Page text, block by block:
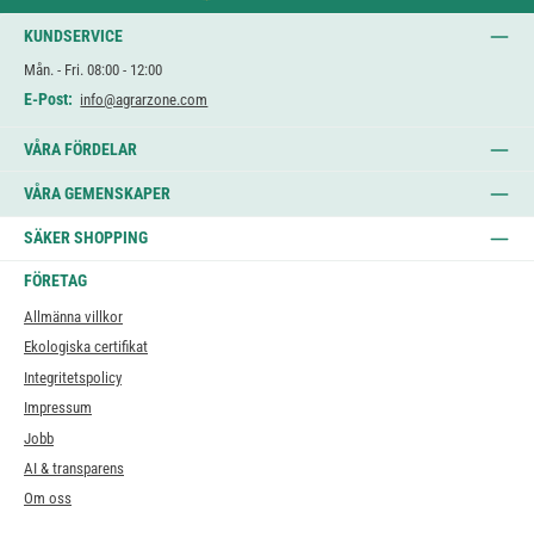
KUNDSERVICE
Mån. - Fri. 08:00 - 12:00
E-Post: info@agrarzone.com
VÅRA FÖRDELAR
VÅRA GEMENSKAPER
SÄKER SHOPPING
FÖRETAG
Allmänna villkor
Ekologiska certifikat
Integritetspolicy
Impressum
Jobb
AI & transparens
Om oss